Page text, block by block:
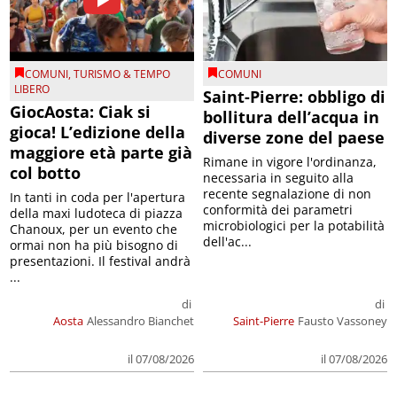
COMUNI,TURISMO & TEMPO
LIBERO
GiocAosta: Ciak si
gioca! L’edizione della
maggiore età parte già
col botto
Aosta
di
Alessandro Bianchet
il 07/08/2026
In tanti in coda per l'apertura
della maxi ludoteca di piazza
Chanoux, per un evento che
ormai non ha più bisogno di
presentazioni. Il festival andrà
...
COMUNI
Saint-Pierre: obbligo di
bollitura dell’acqua in
diverse zone del paese
Saint-Pierre
di
Fausto Vassoney
il 07/08/2026
Rimane in vigore l'ordinanza,
necessaria in seguito alla
recente segnalazione di non
conformità dei parametri
microbiologici per la potabilità
dell'ac...